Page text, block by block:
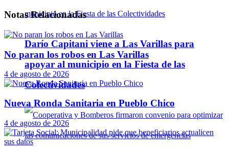
Darío Capitani viene a Las Varillas para
apoyar al municipio en la Fiesta de las
Colectividades
NotasRelacionadas
No paran los robos en Las Varillas
4 de agosto de 2026
Nueva Ronda Sanitaria en Pueblo Chico
4 de agosto de 2026